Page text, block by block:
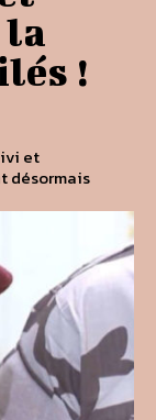
la
!
et
désormais